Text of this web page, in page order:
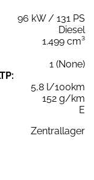
96 kW / 131 PS
Diesel
1.499 cm³
1 (None)
5,8 l/100km
152 g/km
E
Zentrallager